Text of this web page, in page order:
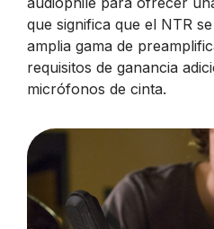
que significa que el NTR
amplia gama de
requisitos de ganancia
micrófonos de cinta.